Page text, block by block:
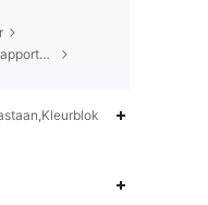
klik hier om deze verkoper en/of product te rapporteren.